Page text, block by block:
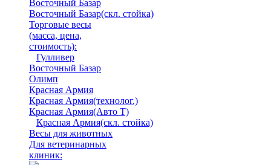
Восточный Базар
Восточный Базар(скл. стойка)
Торговые весы
(масса, цена,
стоимость):
Гулливер
Восточный Базар
Олимп
Красная Армия
Красная Армия(технолог.)
Красная Армия(Авто Т)
Красная Армия(скл. стойка)
Весы для животных
Для ветеринарных
клиник: